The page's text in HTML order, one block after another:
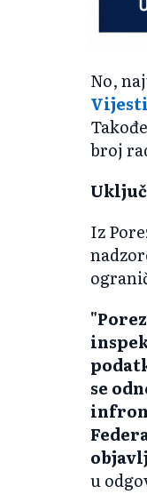
No,
broj
Iz
se
u